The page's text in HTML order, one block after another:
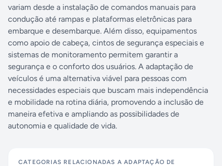
variam desde a instalação de comandos manuais para
condução até rampas e plataformas eletrônicas para
embarque e desembarque. Além disso, equipamentos
como apoio de cabeça, cintos de segurança especiais e
sistemas de monitoramento permitem garantir a
segurança e o conforto dos usuários. A adaptação de
veículos é uma alternativa viável para pessoas com
necessidades especiais que buscam mais independência
e mobilidade na rotina diária, promovendo a inclusão de
maneira efetiva e ampliando as possibilidades de
autonomia e qualidade de vida.
CATEGORIAS RELACIONADAS AADAPTAÇÃO DE